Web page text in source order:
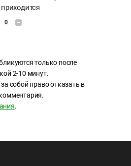
0
только после
2-10 минут.
собой право отказать в
.